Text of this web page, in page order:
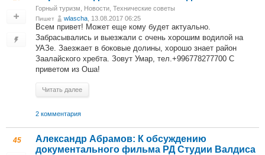
Горный туризм Новости Технические советы
Пишет wlascha , 13.08.2017 06:25
Всем привет! Может еще кому будет актуально.
Забрасывались и выезжали с очень хорошим водилой на
УАЗе. Заезжает в боковые долины, хорошо знает район
Заалайского хребта. Зовут Умар, тел.+996778277700 С
приветом из Оша!
Читать далее
2 комментария
45
Александр Абрамов: К обсуждению
документального фильма РД Студии Валдиса